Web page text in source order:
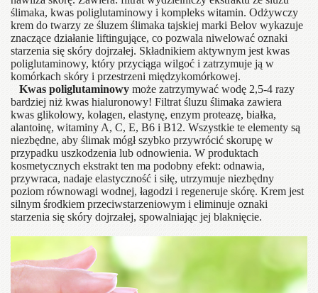
ślimaka, kwas poliglutaminowy i kompleks witamin. Odżywczy
krem do twarzy ze śluzem ślimaka tajskiej marki Belov wykazuje
znaczące działanie liftingujące, co pozwala niwelować oznaki
starzenia się skóry dojrzałej. Składnikiem aktywnym jest kwas
poliglutaminowy, który przyciąga wilgoć i zatrzymuje ją w
komórkach skóry i przestrzeni międzykomórkowej.
Kwas poliglutaminowy może zatrzymywać wodę 2,5-4 razy
bardziej niż kwas hialuronowy! Filtrat śluzu ślimaka zawiera
kwas glikolowy, kolagen, elastynę, enzym proteazę, białka,
alantoinę, witaminy A, C, E, B6 i B12. Wszystkie te elementy są
niezbędne, aby ślimak mógł szybko przywrócić skorupę w
przypadku uszkodzenia lub odnowienia. W produktach
kosmetycznych ekstrakt ten ma podobny efekt: odnawia,
przywraca, nadaje elastyczność i siłę, utrzymuje niezbędny
poziom równowagi wodnej, łagodzi i regeneruje skórę. Krem jest
silnym środkiem przeciwstarzeniowym i eliminuje oznaki
starzenia się skóry dojrzałej, spowalniając jej blaknięcie.